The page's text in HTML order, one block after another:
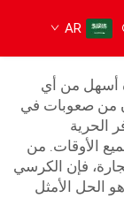
AR
أسهل من أي
من صعوبات في
الحرية
الأوقات. من
فإن الكرسي
هو الحل الأمثل